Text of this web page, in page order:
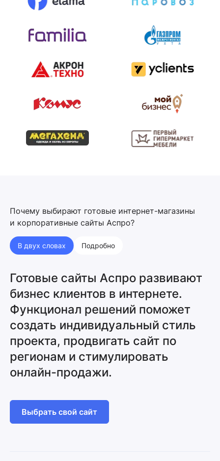
Почему выбирают готовые интернет-магазины
и корпоративные сайты Аспро?
В двух словах Подробно
Готовые сайты Аспро развивают
бизнес клиентов в интернете.
Функционал решений поможет
создать индивидуальный стиль
проекта, продвигать сайт по
регионам и стимулировать
онлайн-продажи.
Выбрать свой сайт